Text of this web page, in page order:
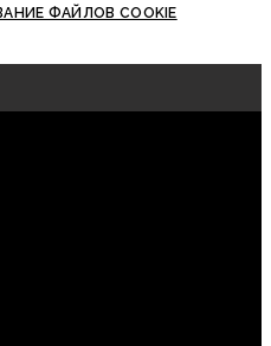
ФАЙЛОВ COOKIE